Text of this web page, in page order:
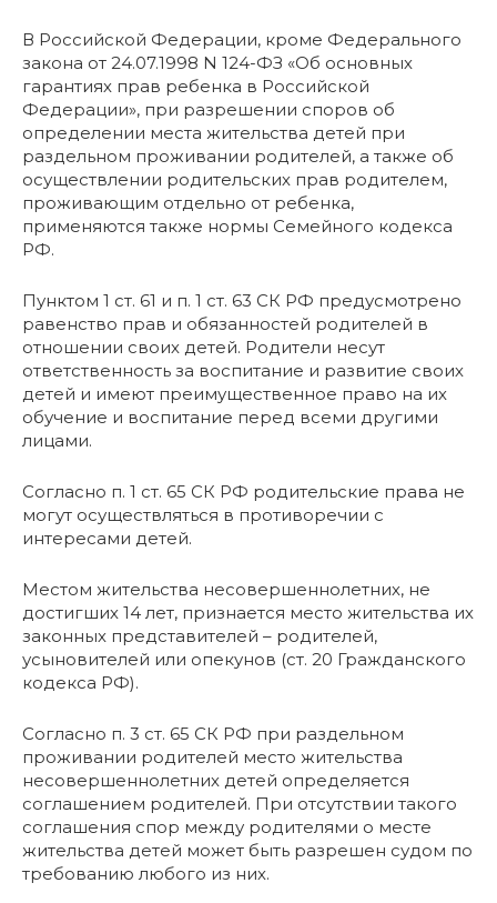
В Российской Федерации, кроме Федерального
закона от 24.07.1998 N 124-ФЗ «Об основных
гарантиях прав ребенка в Российской
Федерации», при разрешении споров об
определении места жительства детей при
раздельном проживании родителей, а также об
осуществлении родительских прав родителем,
проживающим отдельно от ребенка,
применяются также нормы Семейного кодекса
РФ.
Пунктом 1 ст. 61 и п. 1 ст. 63 СК РФ предусмотрено
равенство прав и обязанностей родителей в
отношении своих детей. Родители несут
ответственность за воспитание и развитие своих
детей и имеют преимущественное право на их
обучение и воспитание перед всеми другими
лицами.
Согласно п. 1 ст. 65 СК РФ родительские права не
могут осуществляться в противоречии с
интересами детей.
Местом жительства несовершеннолетних, не
достигших 14 лет, признается место жительства их
законных представителей – родителей,
усыновителей или опекунов (ст. 20 Гражданского
кодекса РФ).
Согласно п. 3 ст. 65 СК РФ при раздельном
проживании родителей место жительства
несовершеннолетних детей определяется
соглашением родителей. При отсутствии такого
соглашения спор между родителями о месте
жительства детей может быть разрешен судом по
требованию любого из них.